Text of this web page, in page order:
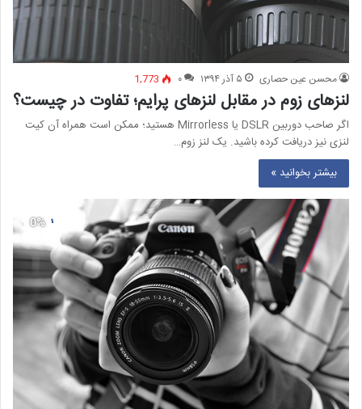
محسن عین حصاری ۵ آذر ۱۳۹۴ ۰ 1,773
لنزهای زوم در مقابل لنزهای پرایم؛ تفاوت در چیست؟
اگر صاحب دوربین DSLR یا Mirrorless هستید؛ ممکن است همراه آن کیت
لنزی نیز دریافت کرده باشید. یک لنز زوم…
بیشتر بخوانید »